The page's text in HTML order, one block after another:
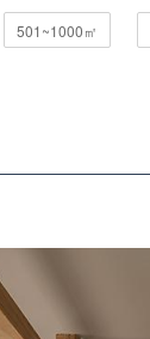
501~1000㎡